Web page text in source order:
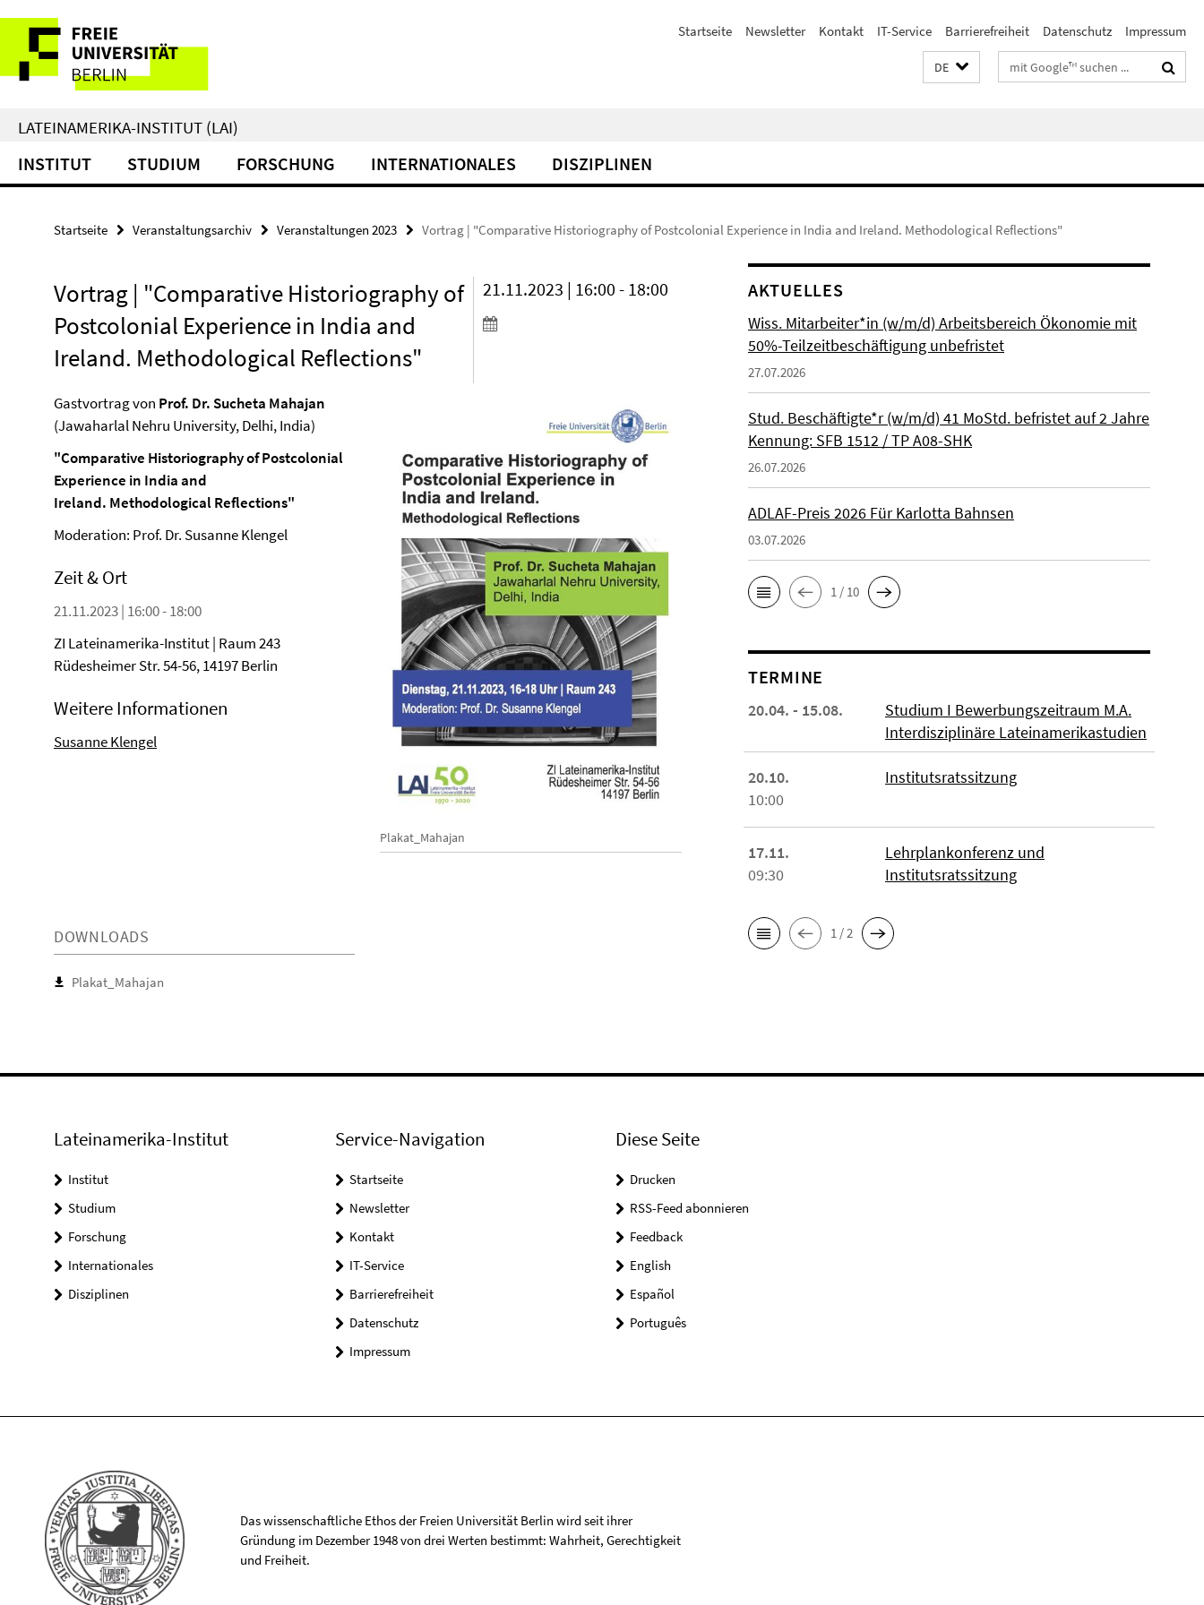
direkt
Inhalt
Service-
Navigation
Startseite Newsletter Kontakt IT-Service Barrierefreiheit Datenschutz Impressum
DE Suchbegriffe
LATEINAMERIKA-INSTITUT (LAI)
INSTITUT STUDIUM FORSCHUNG INTERNATIONALES DISZIPLINEN
Startseite Veranstaltungsarchiv Veranstaltungen 2023 Vortrag | "Comparative Historiography of Postcolonial Experience in India and Ireland. Methodological Reflections"
Vortrag | "Comparative Historiography of
Postcolonial Experience in India and
Ireland. Methodological Reflections"
21.11.2023 | 16:00 - 18:00
Plakat_Mahajan
Gastvortrag von Prof. Dr. Sucheta Mahajan
(Jawaharlal Nehru University, Delhi, India)
"Comparative Historiography of Postcolonial
Experience in India and
Ireland. Methodological Reflections"
Moderation: Prof. Dr. Susanne Klengel
Zeit & Ort
21.11.2023 | 16:00 - 18:00
ZI Lateinamerika-Institut | Raum 243
Rüdesheimer Str. 54-56, 14197 Berlin
Weitere Informationen
Susanne Klengel
DOWNLOADS
Plakat_Mahajan
AKTUELLES
Wiss. Mitarbeiter*in (w/m/d) Arbeitsbereich Ökonomie mit
50%-Teilzeitbeschäftigung unbefristet
27.07.2026
Stud. Beschäftigte*r (w/m/d) 41 MoStd. befristet auf 2 Jahre
Kennung: SFB 1512 / TP A08-SHK
26.07.2026
ADLAF-Preis 2026 Für Karlotta Bahnsen
03.07.2026
1 / 10
TERMINE
20.04. - 15.08.
Studium I Bewerbungszeitraum M.A.
Interdisziplinäre Lateinamerikastudien
20.10.
10:00
Institutsratssitzung
17.11.
09:30
Lehrplankonferenz und
Institutsratssitzung
1 / 2
Lateinamerika-Institut
Institut
Studium
Forschung
Internationales
Disziplinen
Service-Navigation
Startseite
Newsletter
Kontakt
IT-Service
Barrierefreiheit
Datenschutz
Impressum
Diese Seite
Drucken
RSS-Feed abonnieren
Feedback
English
Español
Português
Das wissenschaftliche Ethos der Freien Universität Berlin wird seit ihrer
Gründung im Dezember 1948 von drei Werten bestimmt: Wahrheit, Gerechtigkeit
und Freiheit.